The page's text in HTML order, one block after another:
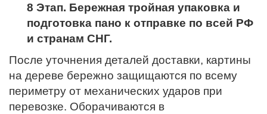
8 Этап. Бережная тройная упаковка и
подготовка пано к отправке по всей РФ
и странам СНГ.
После уточнения деталей доставки, картины
на дереве бережно защищаются по всему
периметру от механических ударов при
перевозке. Оборачиваются в